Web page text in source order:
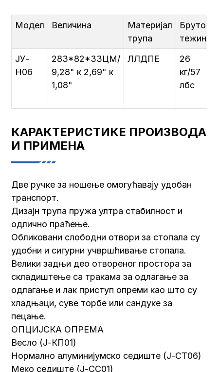
Модел Величина
Материјал
трупа
Бруто
тежина
ЈУ-
Н06
283*82*33ЦМ/
9,28" к 2,69" к
1,08"
ЛЛДПЕ
26
кг/57
лбс
КАРАКТЕРИСТИКЕ ПРОИЗВОДА
И ПРИМЕНА
Две ручке за ношење омогућавају удобан
транспорт.
Дизајн трупа пружа ултра стабилност и
одлично праћење.
Обликовани слободни отвори за стопала су
удобни и сигурни учвршћивање стопала.
Велики задњи део отвореног простора за
складиштење са тракама за одлагање за
одлагање и лак приступ опреми као што су
хладњаци, суве торбе или сандуке за
пецање.
ОПЦИЈСКА ОПРЕМА
Весло (Ј-КП01)
Нормално алуминијумско седиште (Ј-СТ06)
Меко седиште (Ј-СС01)